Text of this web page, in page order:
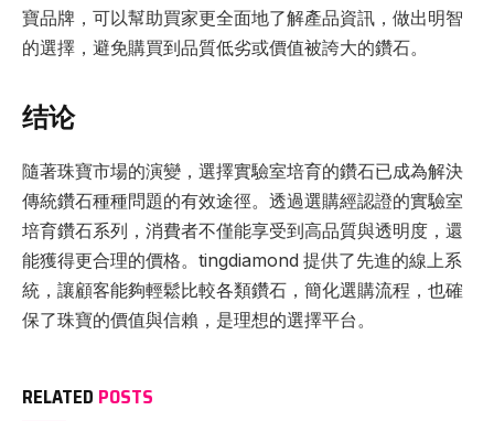
寶品牌，可以幫助買家更全面地了解產品資訊，做出明智
的選擇，避免購買到品質低劣或價值被誇大的鑽石。
结论
隨著珠寶市場的演變，選擇實驗室培育的鑽石已成為解決
傳統鑽石種種問題的有效途徑。透過選購經認證的實驗室
培育鑽石系列，消費者不僅能享受到高品質與透明度，還
能獲得更合理的價格。tingdiamond 提供了先進的線上系
統，讓顧客能夠輕鬆比較各類鑽石，簡化選購流程，也確
保了珠寶的價值與信賴，是理想的選擇平台。
RELATED POSTS